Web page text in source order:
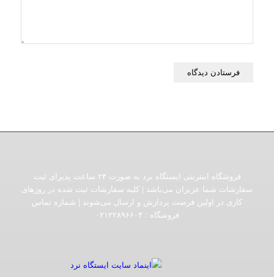
فروشگاه اینترنتی ایستگاه نرد به صورت ۲۴ ساعت پذیرای ثبت
سفارشات شما عزیزان می‌باشد | کلیه سفارشات ثبت شده در روزهای
کاری در اولین فرصت پردازش و ارسال می‌شوند | شماره تماس
فروشگاه :‌ ۰۲۱۲۲۸۹۶۶۰۴